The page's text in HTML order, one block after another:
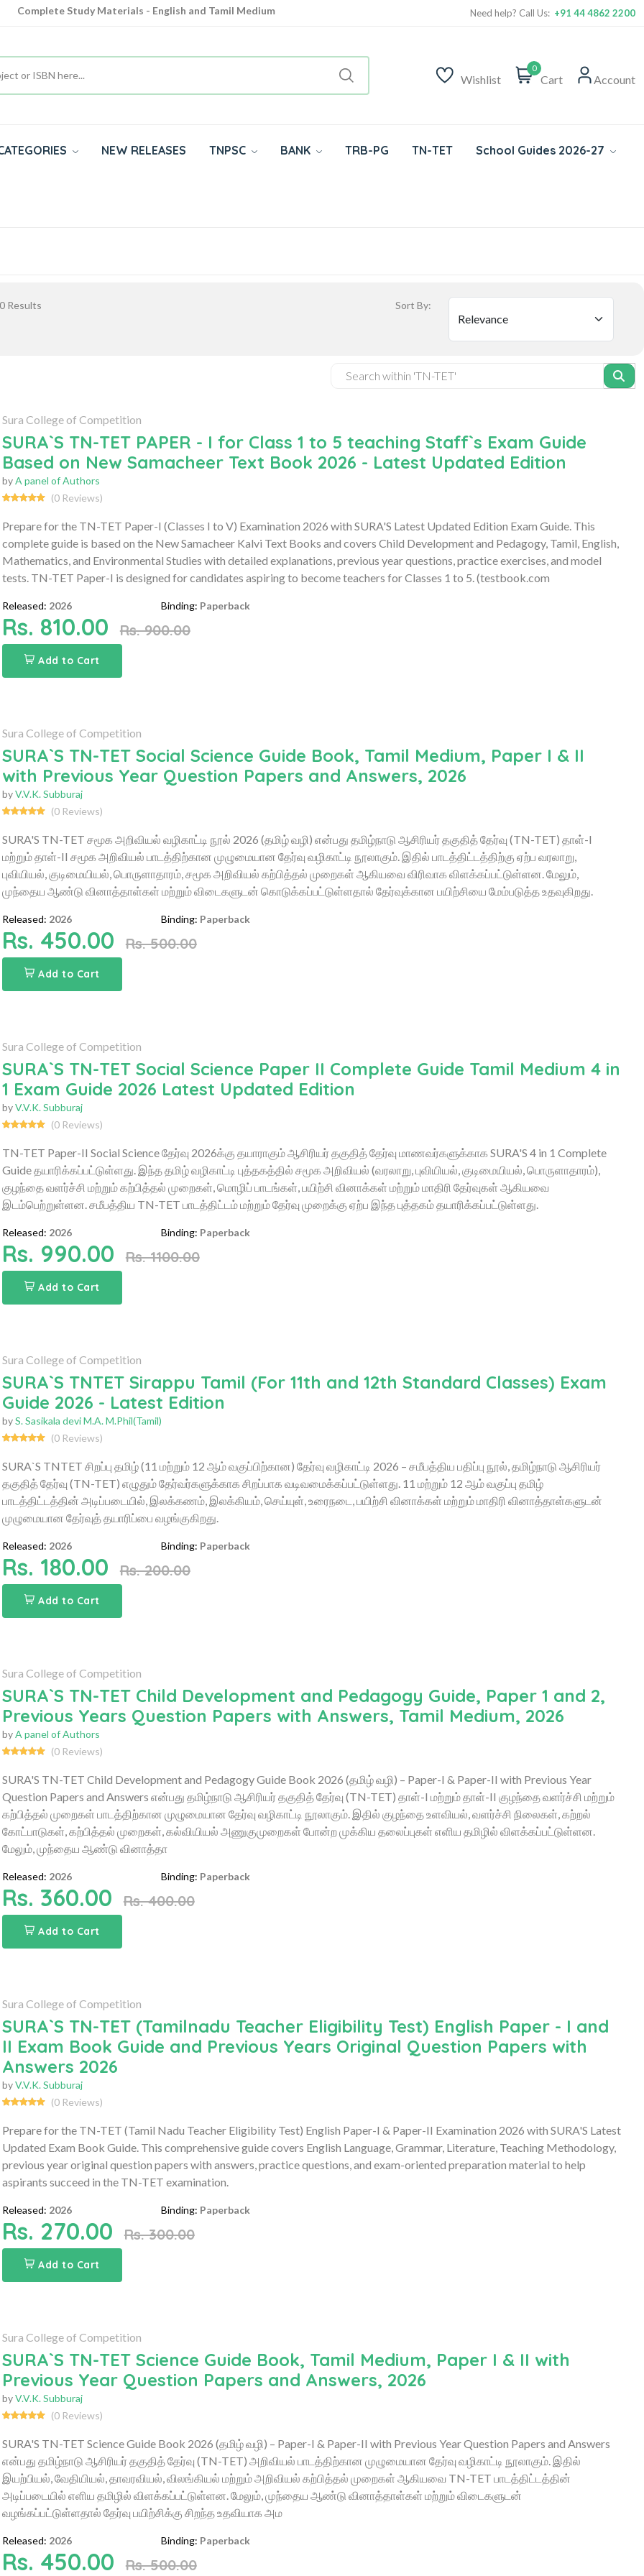
Complete Study Materials - English and Tamil Medium
Need help? Call Us: +91 44 4862 2200
Wishlist
0
Cart Account
NEW RELEASES TNPSC BANK TRB-PG TN-TET School Guides 2026-27
Results Sort By:
Sura College of Competition
SURA`S TN-TET PAPER - I for Class 1 to 5 teaching Staff`s Exam Guide
Based on New Samacheer Text Book 2026 - Latest Updated Edition
byA panel of Authors
(0 Reviews)
Prepare for the TN-TET Paper-I (Classes I to V) Examination 2026 with SURA'S Latest Updated Edition Exam Guide. This
complete guide is based on the New Samacheer Kalvi Text Books and covers Child Development and Pedagogy, Tamil, English,
Mathematics, and Environmental Studies with detailed explanations, previous year questions, practice exercises, and model
tests. TN-TET Paper-I is designed for candidates aspiring to become teachers for Classes 1 to 5. (testbook.com
Released: 2026 Binding: Paperback
Rs. 810.00 Rs. 900.00
Add to Cart
Sura College of Competition
SURA`S TN-TET Social Science Guide Book, Tamil Medium, Paper I & II
with Previous Year Question Papers and Answers, 2026
byV.V.K. Subburaj
(0 Reviews)
SURA'S TN-TET சமூக அறிவியல் வழிகாட்டி நூல் 2026 (தமிழ் வழி) என்பது தமிழ்நாடு ஆசிரியர் தகுதித் தேர்வு (TN-TET) தாள்-I
மற்றும் தாள்-II சமூக அறிவியல் பாடத்திற்கான முழுமையான தேர்வு வழிகாட்டி நூலாகும். இதில் பாடத்திட்டத்திற்கு ஏற்ப வரலாறு,
புவியியல், குடிமையியல், பொருளாதாரம், சமூக அறிவியல் கற்பித்தல் முறைகள் ஆகியவை விரிவாக விளக்கப்பட்டுள்ளன. மேலும்,
முந்தைய ஆண்டு வினாத்தாள்கள் மற்றும் விடைகளுடன் கொடுக்கப்பட்டுள்ளதால் தேர்வுக்கான பயிற்சியை மேம்படுத்த உதவுகிறது.
Released: 2026 Binding: Paperback
Rs. 450.00 Rs. 500.00
Add to Cart
Sura College of Competition
SURA`S TN-TET Social Science Paper II Complete Guide Tamil Medium 4 in
1 Exam Guide 2026 Latest Updated Edition
byV.V.K. Subburaj
(0 Reviews)
TN-TET Paper-II Social Science தேர்வு 2026க்கு தயாராகும் ஆசிரியர் தகுதித் தேர்வு மாணவர்களுக்காக SURA'S 4 in 1 Complete
Guide தயாரிக்கப்பட்டுள்ளது. இந்த தமிழ் வழிகாட்டி புத்தகத்தில் சமூக அறிவியல் (வரலாறு, புவியியல், குடிமையியல், பொருளாதாரம்),
குழந்தை வளர்ச்சி மற்றும் கற்பித்தல் முறைகள், மொழிப் பாடங்கள், பயிற்சி வினாக்கள் மற்றும் மாதிரி தேர்வுகள் ஆகியவை
இடம்பெற்றுள்ளன. சமீபத்திய TN-TET பாடத்திட்டம் மற்றும் தேர்வு முறைக்கு ஏற்ப இந்த புத்தகம் தயாரிக்கப்பட்டுள்ளது.
Released: 2026 Binding: Paperback
Rs. 990.00 Rs. 1100.00
Add to Cart
Sura College of Competition
SURA`S TNTET Sirappu Tamil (For 11th and 12th Standard Classes) Exam
Guide 2026 - Latest Edition
byS. Sasikala devi M.A. M.Phil(Tamil)
(0 Reviews)
SURA`S TNTET சிறப்பு தமிழ் (11 மற்றும் 12 ஆம் வகுப்பிற்கான) தேர்வு வழிகாட்டி 2026 – சமீபத்திய பதிப்பு நூல், தமிழ்நாடு ஆசிரியர்
தகுதித் தேர்வு (TN-TET) எழுதும் தேர்வர்களுக்காக சிறப்பாக வடிவமைக்கப்பட்டுள்ளது. 11 மற்றும் 12 ஆம் வகுப்பு தமிழ்
பாடத்திட்டத்தின் அடிப்படையில், இலக்கணம், இலக்கியம், செய்யுள், உரைநடை, பயிற்சி வினாக்கள் மற்றும் மாதிரி வினாத்தாள்களுடன்
முழுமையான தேர்வுத் தயாரிப்பை வழங்குகிறது.
Released: 2026 Binding: Paperback
Rs. 180.00 Rs. 200.00
Add to Cart
Sura College of Competition
SURA`S TN-TET Child Development and Pedagogy Guide, Paper 1 and 2,
Previous Years Question Papers with Answers, Tamil Medium, 2026
byA panel of Authors
(0 Reviews)
SURA'S TN-TET Child Development and Pedagogy Guide Book 2026 (தமிழ் வழி) – Paper-I & Paper-II with Previous Year
Question Papers and Answers என்பது தமிழ்நாடு ஆசிரியர் தகுதித் தேர்வு (TN-TET) தாள்-I மற்றும் தாள்-II குழந்தை வளர்ச்சி மற்றும்
கற்பித்தல் முறைகள் பாடத்திற்கான முழுமையான தேர்வு வழிகாட்டி நூலாகும். இதில் குழந்தை உளவியல், வளர்ச்சி நிலைகள், கற்றல்
கோட்பாடுகள், கற்பித்தல் முறைகள், கல்வியியல் அணுகுமுறைகள் போன்ற முக்கிய தலைப்புகள் எளிய தமிழில் விளக்கப்பட்டுள்ளன.
மேலும், முந்தைய ஆண்டு வினாத்தா
Released: 2026 Binding: Paperback
Rs. 360.00 Rs. 400.00
Add to Cart
Sura College of Competition
SURA`S TN-TET (Tamilnadu Teacher Eligibility Test) English Paper - I and
II Exam Book Guide and Previous Years Original Question Papers with
Answers 2026
byV.V.K. Subburaj
(0 Reviews)
Prepare for the TN-TET (Tamil Nadu Teacher Eligibility Test) English Paper-I & Paper-II Examination 2026 with SURA'S Latest
Updated Exam Book Guide. This comprehensive guide covers English Language, Grammar, Literature, Teaching Methodology,
previous year original question papers with answers, practice questions, and exam-oriented preparation material to help
aspirants succeed in the TN-TET examination.
Released: 2026 Binding: Paperback
Rs. 270.00 Rs. 300.00
Add to Cart
Sura College of Competition
SURA`S TN-TET Science Guide Book, Tamil Medium, Paper I & II with
Previous Year Question Papers and Answers, 2026
byV.V.K. Subburaj
(0 Reviews)
SURA'S TN-TET Science Guide Book 2026 (தமிழ் வழி) – Paper-I & Paper-II with Previous Year Question Papers and Answers
என்பது தமிழ்நாடு ஆசிரியர் தகுதித் தேர்வு (TN-TET) அறிவியல் பாடத்திற்கான முழுமையான தேர்வு வழிகாட்டி நூலாகும். இதில்
இயற்பியல், வேதியியல், தாவரவியல், விலங்கியல் மற்றும் அறிவியல் கற்பித்தல் முறைகள் ஆகியவை TN-TET பாடத்திட்டத்தின்
அடிப்படையில் எளிய தமிழில் விளக்கப்பட்டுள்ளன. மேலும், முந்தைய ஆண்டு வினாத்தாள்கள் மற்றும் விடைகளுடன்
வழங்கப்பட்டுள்ளதால் தேர்வு பயிற்சிக்கு சிறந்த உதவியாக அம
Released: 2026 Binding: Paperback
Rs. 450.00 Rs. 500.00